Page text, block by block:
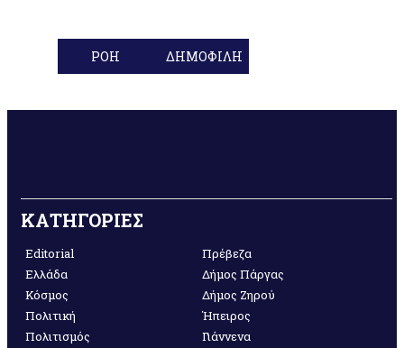
ΡΟΗ ΔΗΜΟΦΙΛΗ
ΚΑΤΗΓΟΡΙΕΣ
Editorial
Ελλάδα
Κόσμος
Πολιτική
Πολιτισμός
Πρέβεζα
Δήμος Πάργας
Δήμος Ζηρού
Ήπειρος
Γιάννενα